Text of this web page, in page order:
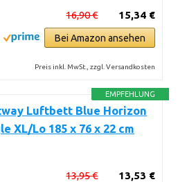
15,34 €
16,90 €
Bei Amazon ansehen
Preis inkl. MwSt., zzgl. Versandkosten
EMPFEHLUNG
Luftbett Blue Horizon
XL/Lo 185 x 76 x 22 cm
13,53 €
13,95 €